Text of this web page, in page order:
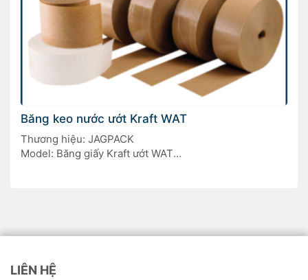
Băng keo nước ướt Kraft WAT
Thương hiệu: JAGPACK
Model: Băng giấy Kraft ướt WAT
LIÊN HỆ